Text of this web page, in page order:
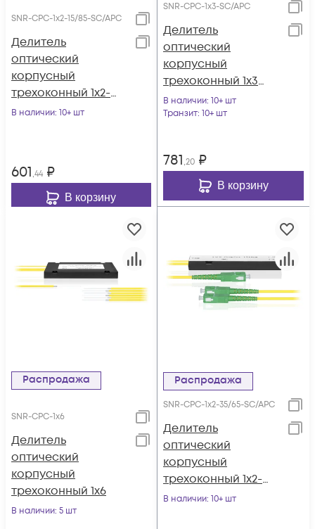
SNR-CPC-1x2-15/85-SC/APC
Делитель
оптический
корпусный
трехоконный 1х2-
15/85 SC/APC
В наличии: 10+ шт
601,44 ₽
В корзину
SNR-CPC-1x3-SC/APC
Делитель
оптический
корпусный
трехоконный 1х3
SC/APC
В наличии: 10+ шт
Транзит: 10+ шт
781,20 ₽
В корзину
Распродажа
SNR-CPC-1x6
Делитель
оптический
корпусный
трехоконный 1х6
В наличии: 5 шт
Распродажа
SNR-CPC-1x2-35/65-SC/APC
Делитель
оптический
корпусный
трехоконный 1х2-
35/65 SC/APC
В наличии: 10+ шт